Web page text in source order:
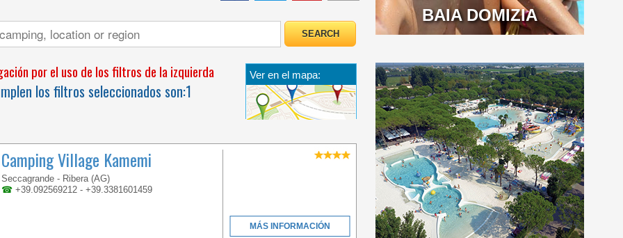
por el uso de los filtros de la izquierda
los filtros seleccionados son:1
Ver en el mapa:
Camping Village Kamemi
Seccagrande - Ribera (AG)
☎ +39.092569212 - +39.3381601459
MÁS INFORMACIÓN
BAIA DOMIZIA
WELCOME TO THE
FIRST 5 STAR CAMPING
IN ITALY